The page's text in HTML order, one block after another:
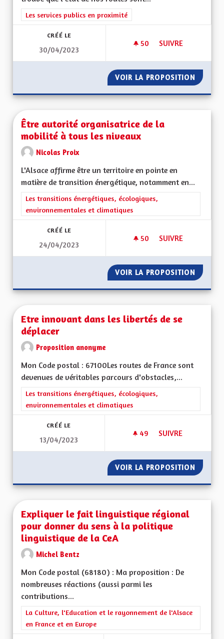
Filtrer les résultats de la catégorie : Les services publics en
Les services publics en proximité
CRÉÉ LE
30/04/2023
50 50 ABONNÉS
SUIVRE
VOIR LA PROPOSITION ÉTAT
Être autorité organisatrice de la
mobilité à tous les niveaux
Nicolas Proix
L'Alsace affirme être un territoire en pointe en
matière de transition énergétique, notamment en...
Filtrer les résultats de la catégorie : Les transitions
Les transitions énergétiques, écologiques,
environnementales et climatiques
CRÉÉ LE
24/04/2023
50 50 ABONNÉS
SUIVRE
VOIR LA PROPOSITION ÊTRE
Etre innovant dans les libertés de se
déplacer
Proposition anonyme
Mon Code postal : 67100Les routes de France sont
devenues de véritables parcours d'obstacles,...
Filtrer les résultats de la catégorie : Les transitions
Les transitions énergétiques, écologiques,
environnementales et climatiques
CRÉÉ LE
13/04/2023
49 49 ABONNÉS
SUIVRE
VOIR LA PROPOSITION ETRE
Expliquer le fait linguistique régional
pour donner du sens à la politique
linguistique de la CeA
Michel Bentz
Mon Code postal (68180) : Ma proposition : De
nombreuses réactions (aussi parmi les
contributions...
Filtrer les résultats de la catégorie : La Culture, l'Education et
La Culture, l'Education et le rayonnement de l'Alsace
en France et en Europe